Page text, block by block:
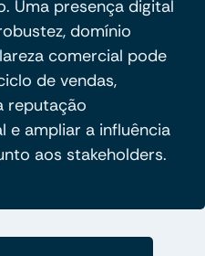
Uma presença digital
domínio
comercial pode
de vendas,
reputação
e ampliar a influência
aos stakeholders.